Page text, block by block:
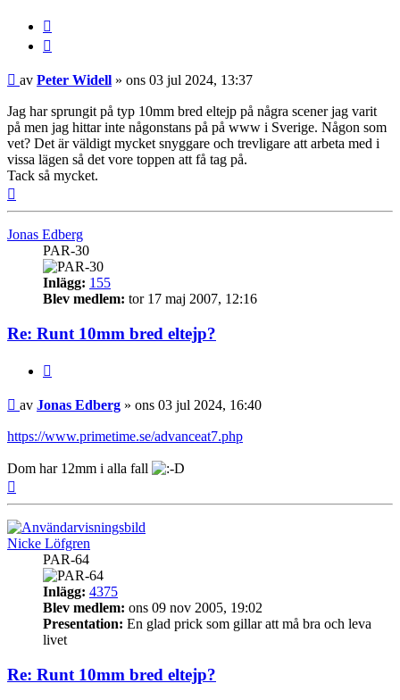
Inlägg
av Peter Widell » ons 03 jul 2024, 13:37
Jag har sprungit på typ 10mm bred eltejp på några scener jag varit
på men jag hittar inte någonstans på på www i Sverige. Någon som
vet? Det är väldigt mycket snyggare och trevligare att arbeta med i
vissa lägen så det vore toppen att få tag på.
Tack så mycket.
Jonas Edberg
PAR-30
Inlägg: 155
Blev medlem: tor 17 maj 2007, 12:16
Re: Runt 10mm bred eltejp?
Inlägg
av Jonas Edberg » ons 03 jul 2024, 16:40
https://www.primetime.se/advanceat7.php
Dom har 12mm i alla fall
Nicke Löfgren
PAR-64
Inlägg: 4375
Blev medlem: ons 09 nov 2005, 19:02
Presentation: En glad prick som gillar att må bra och leva
livet
Re: Runt 10mm bred eltejp?